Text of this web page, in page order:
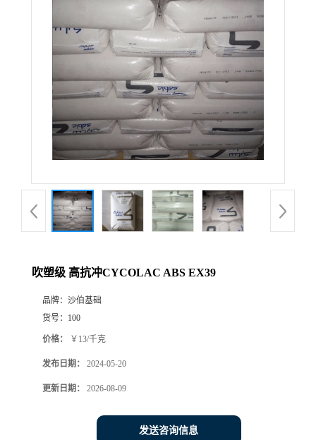
吹塑级 高抗冲CYCOLAC ABS EX39
品牌： 沙伯基础
货号： 100
价格： ￥13/千克
发布日期： 2024-05-20
更新日期： 2026-08-09
发送咨询信息